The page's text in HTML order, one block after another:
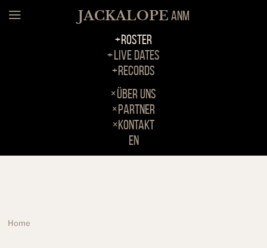
JACKALOPEANM
Roster
Live Dates
Records
Über Uns
Partner
Kontakt
en
Home